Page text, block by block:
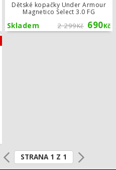
Dětské kopačky Under Armour
Magnetico Select 3.0 FG
2 299Kč 690Kč
Skladem
STRANA 1 Z 1